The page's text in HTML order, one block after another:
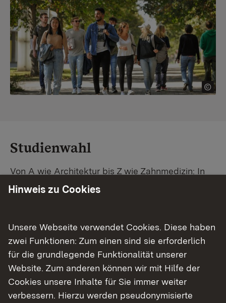
Studienwahl
Von A wie Architektur bis Z wie Zahnmedizin: In
Baden-Württemberg warten unzählige
Studiengangsuche schnell den passenden
Studienplatz. Außerdem gibt's eine Schritt-für-
Schritt-Anleitung zu deinem Traum-Studium.
Finde dein Studium in Baden-Württemberg
Hinweis zu Cookies
Unsere Webseite verwendet Cookies. Diese haben
zwei Funktionen: Zum einen sind sie erforderlich
für die grundlegende Funktionalität unserer
Website. Zum anderen können wir mit Hilfe der
Cookies unsere Inhalte für Sie immer weiter
verbessern. Hierzu werden pseudonymisierte